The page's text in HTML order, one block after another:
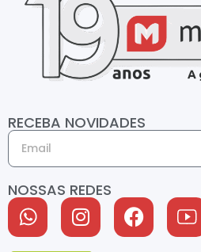
RECEBA NOVIDADES
NOSSAS REDES